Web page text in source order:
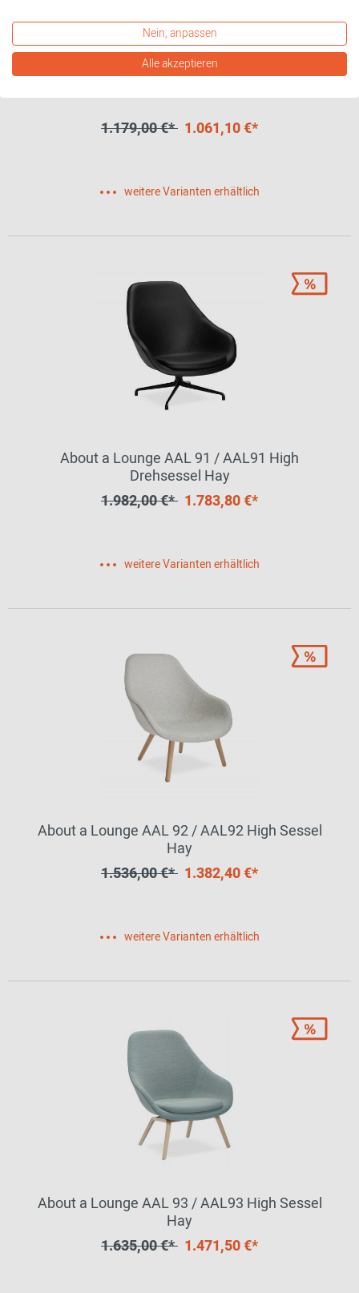
1.179,00 €* 1.061,10 €*
weitere Varianten erhältlich
About a Lounge AAL 91 / AAL91 High
Drehsessel Hay
1.982,00 €* 1.783,80 €*
weitere Varianten erhältlich
About a Lounge AAL 92 / AAL92 High Sessel
Hay
1.536,00 €* 1.382,40 €*
weitere Varianten erhältlich
About a Lounge AAL 93 / AAL93 High Sessel
Hay
1.635,00 €* 1.471,50 €*
Nein, anpassen
Alle akzeptieren